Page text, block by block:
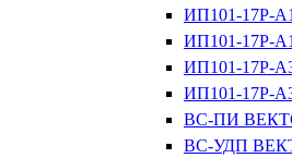
ИП101-17Р-
ИП101-17Р-
ИП101-17Р-
ИП101-17Р-
ВС-ПИ
ВС-УДП